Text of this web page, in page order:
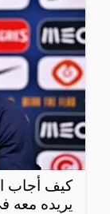
كيف أجاب
يريده معه